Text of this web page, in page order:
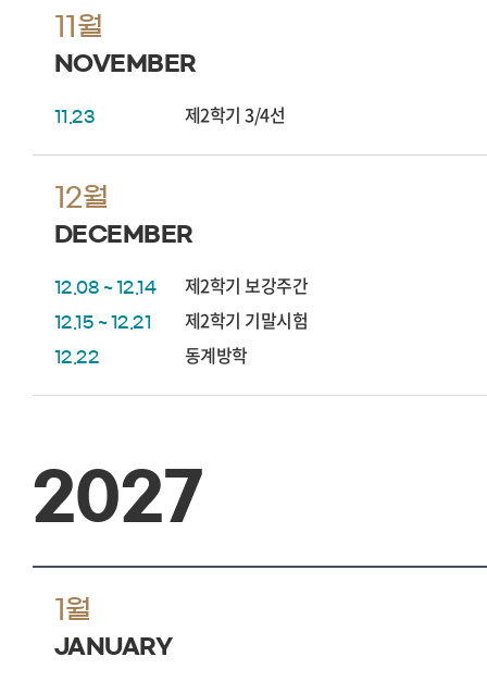
11월
NOVEMBER
11.23 제2학기 3/4선
12월
DECEMBER
12.08 ~ 12.14 제2학기 보강주간
12.15 ~ 12.21 제2학기 기말시험
12.22 동계방학
2027
1월
JANUARY